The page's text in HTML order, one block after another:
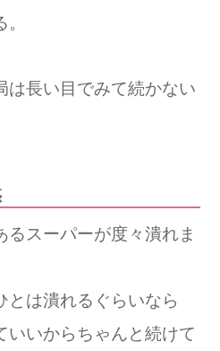
は長い目でみて続かない
るスーパーが度々潰れま
とは潰れるぐらいなら
いいからちゃんと続けて